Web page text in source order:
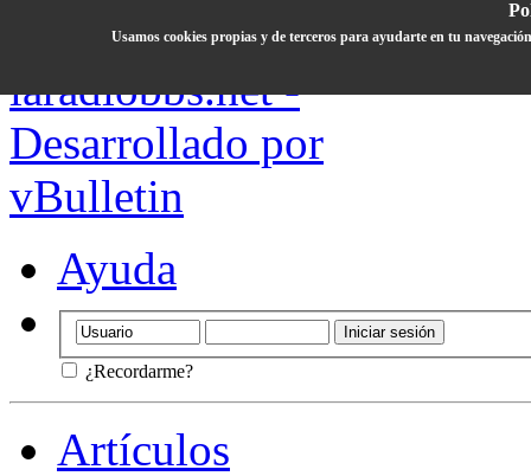
Ayuda
¿Recordarme?
Usamos cookies propias y de terceros para ayudarte en tu
Artículos